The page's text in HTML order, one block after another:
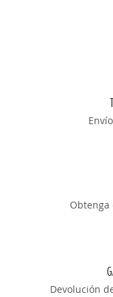
Devolución